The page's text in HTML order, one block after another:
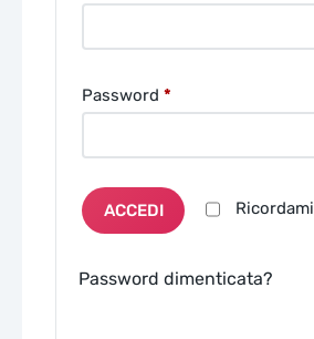
Password *
Ricordami
ACCEDI
Password dimenticata?